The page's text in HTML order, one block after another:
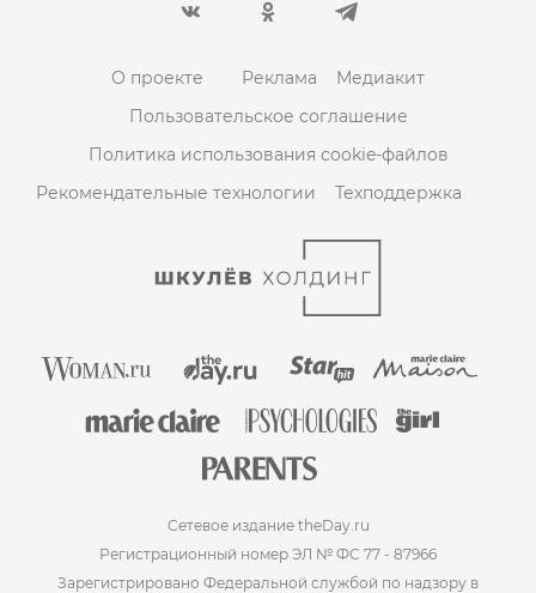
О проекте Реклама
Медиакит
Пользовательское соглашение
Политика использования cookie-файлов
Рекомендательные технологии
Техподдержка
Сетевое издание theDay.ru
Регистрационный номер ЭЛ № ФС 77 - 87966
Зарегистрировано Федеральной службой по надзору в